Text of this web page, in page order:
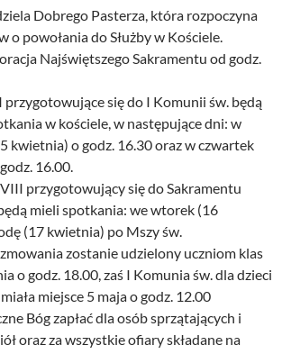
Dobrego Pasterza, która rozpoczyna
o powołania do Służby w Kościele.
Najświętszego Sakramentu od godz.
przygotowujące się do I Komunii św. będą
w kościele, w następujące dni: w
kwietnia) o godz. 16.30 oraz w czwartek
16.00.
przygotowujący się do Sakramentu
mieli spotkania: we wtorek (16
(17 kwietnia) po Mszy św.
zostanie udzielony uczniom klas
o godz. 18.00, zaś I Komunia św. dla dzieci
miejsce 5 maja o godz. 12.00
Bóg zapłać dla osób sprzątających i
oraz za wszystkie ofiary składane na